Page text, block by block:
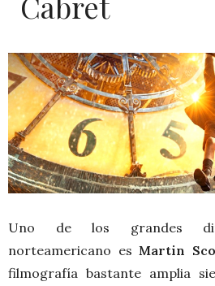
Uno de los grandes
norteamericano esMartin
filmografía bastante amplia